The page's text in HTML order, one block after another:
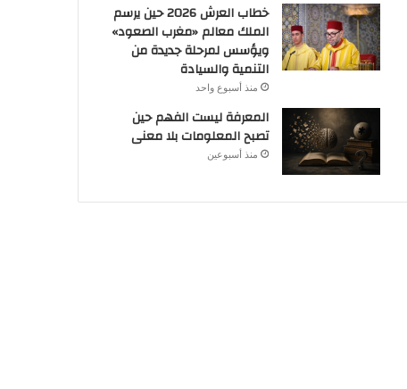
خطاب العرش 2026 حين يرسم
الملك معالم «مغرب الصعود»
ويؤسس لمرحلة جديدة من
التنمية والسيادة
منذ أسبوع واحد
المعرفة ليست الفهم حين
تصبح المعلومات بلا معنى
منذ أسبوعين